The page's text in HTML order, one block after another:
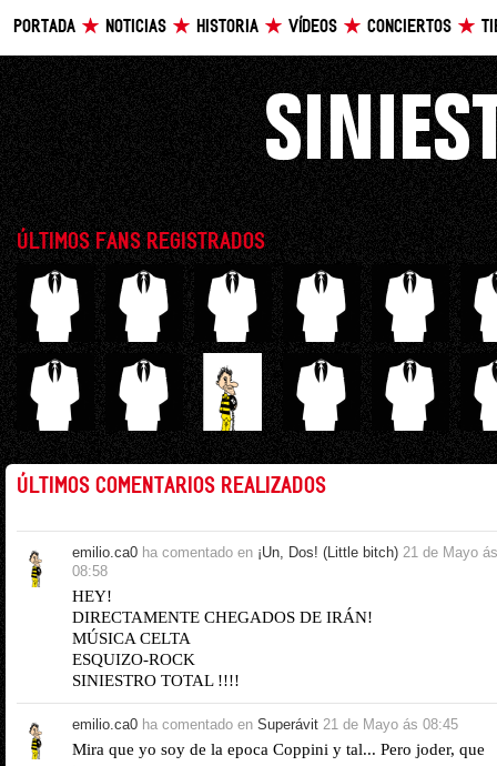
PORTADA NOTICIAS HISTORIA VÍDEOS CONCIERTOS
ÚLTIMOS FANS REGISTRADOS
ÚLTIMOS COMENTARIOS REALIZADOS
emilio.ca0 ha comentado en ¡Un, Dos! (Little bitch) 21 de Mayo ás
08:58
HEY!
DIRECTAMENTE CHEGADOS DE IRÁN!
MÚSICA CELTA
ESQUIZO-ROCK
SINIESTRO TOTAL !!!!
emilio.ca0 ha comentado en Superávit 21 de Mayo ás 08:45
Mira que yo soy de la epoca Coppini y tal... Pero joder, que